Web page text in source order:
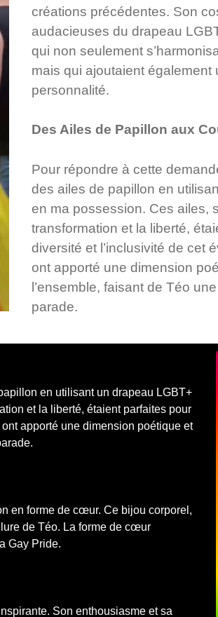
créations précédentes. Son
audacieuses du drapeau
qui non seulement
mais qui ajoutaient
personnalité.
Des Ailes de Papillon aux
Pour répondre à cette
des ailes de papillon en
en ma possession. Ces ailes,
transformation et la liberté,
diversité et l’inclusivité de cet
ont apporté une dimension
l’ensemble, faisant de Téo
parade.
en utilisant un drapeau LGBT+
et la liberté, étaient parfaites pour
apporté une dimension poétique et
en forme de cœur. Ce bijou corporel,
de Téo. La forme de cœur
Gay Pride.
Son enthousiasme et sa